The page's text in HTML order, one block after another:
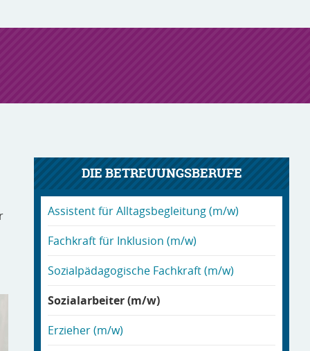
DIE BETREUUNGSBERUFE
Assistent für Alltagsbegleitung (m/w)
Fachkraft für Inklusion (m/w)
Sozialpädagogische Fachkraft (m/w)
Sozialarbeiter (m/w)
Erzieher (m/w)